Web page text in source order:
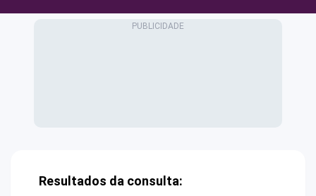
Resultados da consulta: